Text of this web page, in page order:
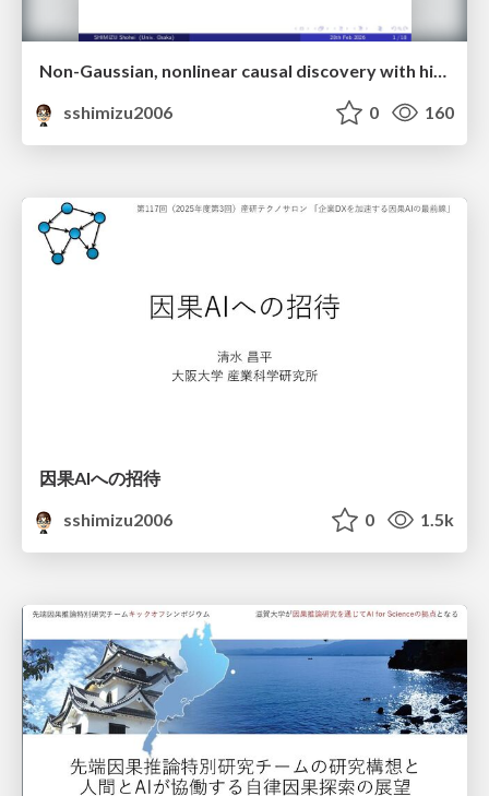
Non-Gaussian, nonlinear causal discovery with hidden variables and application
sshimizu2006
0 160
因果AIへの招待
sshimizu2006
0 1.5k